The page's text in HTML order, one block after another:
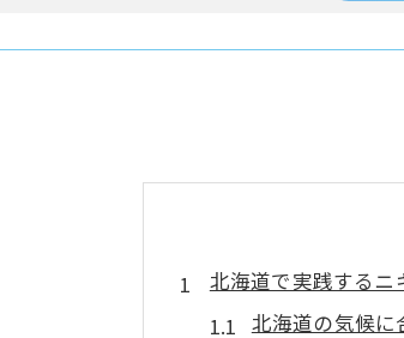
北海道で実践するニ
北海道の気候に